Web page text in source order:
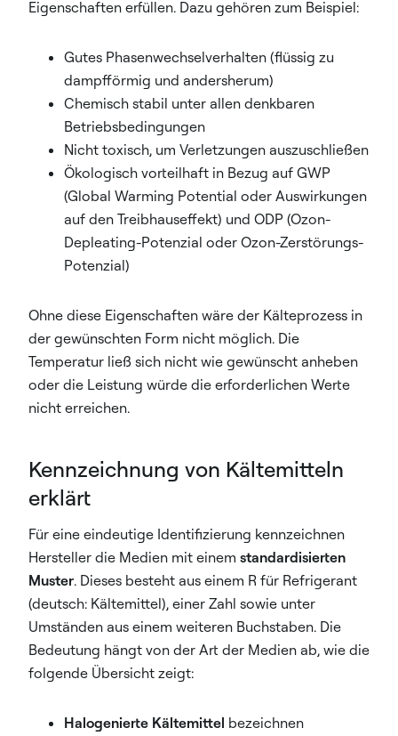
Eigenschaften erfüllen. Dazu gehören zum Beispiel:
Gutes Phasenwechselverhalten (flüssig zu
dampfförmig und andersherum)
Chemisch stabil unter allen denkbaren
Betriebsbedingungen
Nicht toxisch, um Verletzungen auszuschließen
Ökologisch vorteilhaft in Bezug auf GWP
(Global Warming Potential oder Auswirkungen
auf den Treibhauseffekt) und ODP (Ozon-
Depleating-Potenzial oder Ozon-Zerstörungs-
Potenzial)
Ohne diese Eigenschaften wäre der Kälteprozess in
der gewünschten Form nicht möglich. Die
Temperatur ließ sich nicht wie gewünscht anheben
oder die Leistung würde die erforderlichen Werte
nicht erreichen.
Kennzeichnung von Kältemitteln
erklärt
Für eine eindeutige Identifizierung kennzeichnen
Hersteller die Medien mit einem standardisierten
Muster. Dieses besteht aus einem R für Refrigerant
(deutsch: Kältemittel), einer Zahl sowie unter
Umständen aus einem weiteren Buchstaben. Die
Bedeutung hängt von der Art der Medien ab, wie die
folgende Übersicht zeigt:
Halogenierte Kältemittel bezeichnen